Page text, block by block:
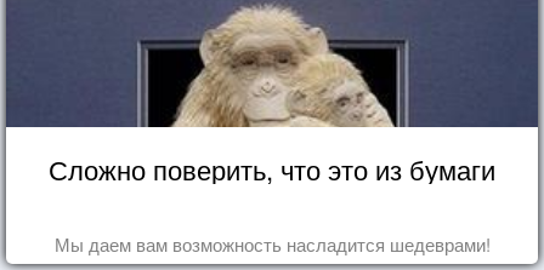
Сложно поверить, что это из бумаги
Мы даем вам возможность насладится шедеврами!